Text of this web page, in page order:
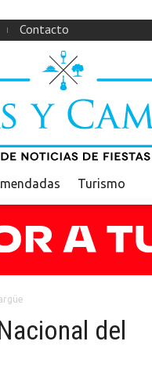
Contacto
Turismo
del